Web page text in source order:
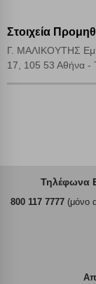
Στοιχεία
Γ. ΜΑΛΙΚΟΥΤΗΣ
17, 105 53 Αθήνα -
Τηλέφωνα
800 117 7777(μόνο